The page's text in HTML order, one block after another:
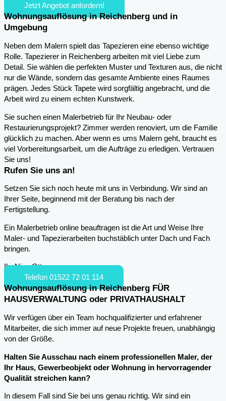
Jetzt Angebot anfordern!
Wohnungsauflösung in Reichenberg und in
Umgebung
Neben dem Malern spielt das Tapezieren eine ebenso wichtige
Rolle. Tapezierer in Reichenberg arbeiten mit viel Liebe zum
Detail. Sie wählen die perfekten Muster und Texturen aus, die nicht
nur die Wände, sondern das gesamte Ambiente eines Raumes
prägen. Jedes Stück Tapete wird sorgfältig angebracht, und die
Arbeit wird zu einem echten Kunstwerk.
Sie suchen einen Malerbetrieb für Ihr Neubau- oder
Restaurierungsprojekt? Zimmer werden renoviert, um die Familie
glücklich zu machen. Aber wenn es ums Malern geht, braucht es
viel Vorbereitungsarbeit, um die Aufträge zu erledigen. Vertrauen
Sie uns!
Rufen Sie uns an!
Setzen Sie sich noch heute mit uns in Verbindung. Wir sind an
Ihrer Seite, beginnend mit der Beratung bis nach der
Fertigstellung.
Ein Malerbetrieb online beauftragen ist die Art und Weise Ihre
Maler- und Tapezierarbeiten buchstäblich unter Dach und Fach
bringen.
Ihr Nico Otto
Telefon 01522 72 01 114
Wohnungsauflösung in Reichenberg FÜR
HAUSVERWALTUNG oder PRIVATHAUSHALT
Wir verfügen über ein Team hochqualifizierter und erfahrener
Mitarbeiter, die sich immer auf neue Projekte freuen, unabhängig
von der Größe.
Halten Sie Ausschau nach einem professionellen Maler, der
Ihr Haus, Gewerbeobjekt oder Wohnung in hervorragender
Qualität streichen kann?
In diesem Fall sind Sie bei uns genau richtig. Wir sind ein